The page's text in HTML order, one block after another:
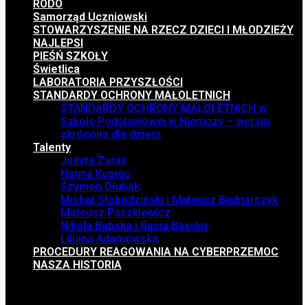
RODO
Samorząd Uczniowski
STOWARZYSZENIE NA RZECZ DZIECI I MŁODZIEŻY
NAJLEPSI
PIEŚŃ SZKOŁY
Świetlica
LABORATORIA PRZYSZŁOŚCI
STANDARDY OCHRONY MAŁOLETNICH
STANDARDY OCHRONY MAŁOLETNICH w
Szkole Podstawowej w Niemczy – wersja
skrócona dla dzieci.
Talenty
Judyta Zaraś
Hanna Kupiec
Szymon Dłubak
Michał Słobodziński i Mateusz Bednarczyk
Mateusz Paszkiewicz
Nikola Babska i Basia Basiów
Liliana Adamowska
PROCEDURY REAGOWANIA NA CYBERPRZEMOC
NASZA HISTORIA